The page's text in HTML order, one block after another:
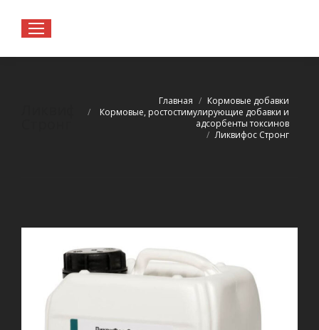
Ликвифос Главная
Кормовые добавки
Кормовые, ростостимулирующие добавки и
адсорбенты токсинов
Ликвифос Cтронг